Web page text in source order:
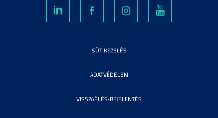
SÜTIKEZELÉS
ADATVÉDELEM
VISSZAÉLÉS-BEJELENTÉS